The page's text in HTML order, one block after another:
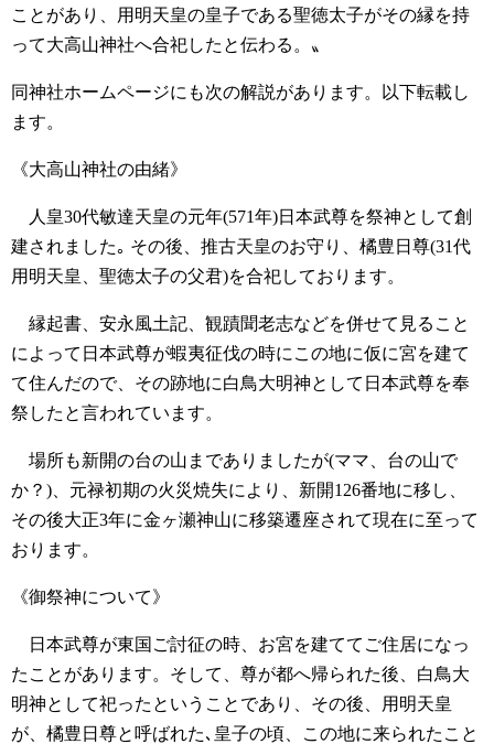
ことがあり、用明天皇の皇子である聖徳太子がその縁を持
って大高山神社へ合祀したと伝わる。〟
同神社ホームページにも次の解説があります。以下転載し
ます。
《大高山神社の由緒》
人皇30代敏達天皇の元年(571年)日本武尊を祭神として創
建されました｡ その後、推古天皇のお守り、橘豊日尊(31代
用明天皇、聖徳太子の父君)を合祀しております。
縁起書、安永風土記、観蹟聞老志などを併せて見ること
によって日本武尊が蝦夷征伐の時にこの地に仮に宮を建て
て住んだので、その跡地に白鳥大明神として日本武尊を奉
祭したと言われています。
場所も新開の台の山までありましたが(ママ、台の山で
か？)、元禄初期の火災焼失により、新開126番地に移し、
その後大正3年に金ヶ瀬神山に移築遷座されて現在に至って
おります。
《御祭神について》
日本武尊が東国ご討征の時、お宮を建ててご住居になっ
たことがあります。そして、尊が都へ帰られた後、白鳥大
明神として祀ったということであり、その後、用明天皇
が、橘豊日尊と呼ばれた､皇子の頃、この地に来られたこと